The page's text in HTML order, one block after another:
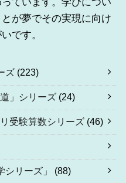
が夢でその実現に向け
です。
ズ (223)
」シリーズ (24)
受験算数シリーズ (46)
リーズ」 (88)